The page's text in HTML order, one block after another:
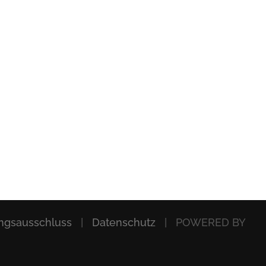
| Datenschutz| POWERED BY